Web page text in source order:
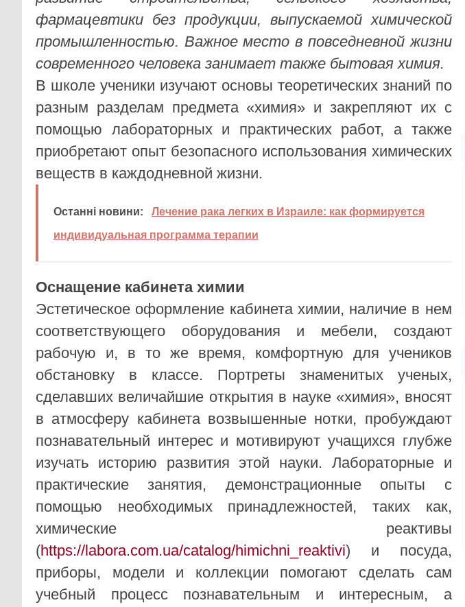
фармацевтики без продукции, выпускаемой химической
промышленностью. Важное место в повседневной жизни
современного человека занимает также бытовая химия.
В школе ученики изучают основы теоретических знаний по
разным разделам предмета «химия» и закрепляют их с
помощью лабораторных и практических работ, а также
приобретают опыт безопасного использования химических
веществ в каждодневной жизни.
Останні новини:
Лечение рака легких в Израиле: как формируется
индивидуальная программа терапии
Оснащение кабинета химии
Эстетическое оформление кабинета химии, наличие в нем
соответствующего оборудования и мебели, создают
рабочую и, в то же время, комфортную для учеников
обстановку в классе. Портреты знаменитых ученых,
сделавших величайшие открытия в науке «химия», вносят
в атмосферу кабинета возвышенные нотки, пробуждают
познавательный интерес и мотивируют учащихся глубже
изучать историю развития этой науки. Лабораторные и
практические занятия, демонстрационные опыты с
помощью необходимых принадлежностей, таких как,
химические реактивы
(https://labora.com.ua/catalog/himichni_reaktivi) и посуда,
приборы, модели и коллекции помогают сделать сам
учебный процесс познавательным и интересным, а